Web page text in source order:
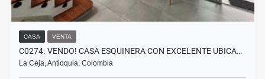
CASA VENTA
C0274. VENDO! CASA ESQUINERA CON EXCELENTE UBICA…
La Ceja, Antioquia, Colombia